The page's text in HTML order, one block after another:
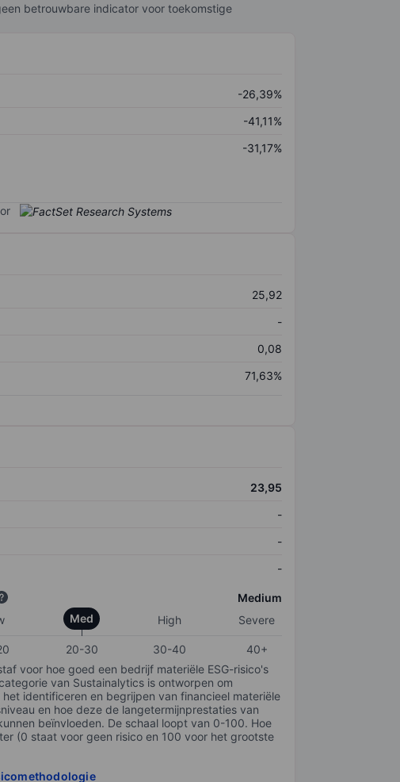
betrouwbare indicator voor toekomstige
-26,39%
-41,11%
-31,17%
25,92
-
0,08
71,63%
23,95
-
-
-
Medium
Med High Severe
20-30 30-40
40+
voor hoe goed een bedrijf materiële ESG-risico's
van Sustainalytics is ontworpen om
identificeren en begrijpen van financieel materiële
en hoe deze de langetermijnprestaties van
beïnvloeden. De schaal loopt van 0-100. Hoe
(0 staat voor geen risico en 100 voor het grootste